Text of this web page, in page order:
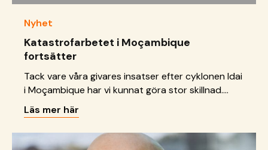
Nyhet
Katastrofarbetet i Moçambique
fortsätter
Tack vare våra givares insatser efter cyklonen Idai
i Moçambique har vi kunnat göra stor skillnad.
Katastrofer är inte över bara för att medier
tystnar och vi fortsätter med det viktiga
efterarbetet som alltid följer katastrofer. Vi har
öppnat en barnvänlig plats, delat ut mat- och
Läs mer här